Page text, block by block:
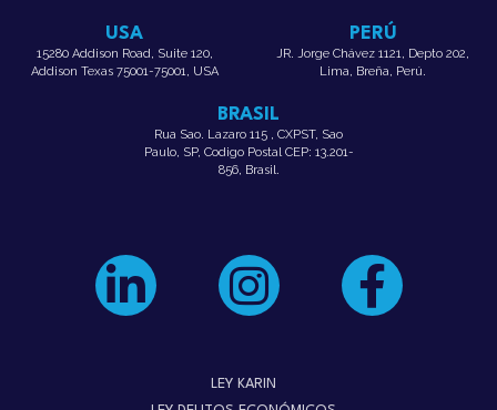
USA
15280 Addison Road, Suite 120,
Addison Texas 75001-75001, USA
PERÚ
JR. Jorge Chávez 1121, Depto 202,
Lima, Breña, Perú.
BRASIL
Rua Sao. Lazaro 115 , CXPST, Sao
Paulo, SP, Codigo Postal CEP: 13.201-
856, Brasil.
LEY KARIN